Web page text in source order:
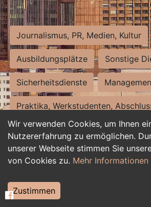
Wir verwenden Cookies, um Ihnen
Nutzererfahrung zu ermöglichen.
unserer Webseite stimmen Sie
von Cookies zu. Mehr Informationen
Zustimmen
Journalismus, PR, Medien, Kultur
Ausbildungsplätze Sonstige
Sicherheitsdienste
Praktika, Werkstudenten,
Personalwesen Assistenz,
Hilfskräfte, Aushilfs- und
Weiterbildung, Studium, duale